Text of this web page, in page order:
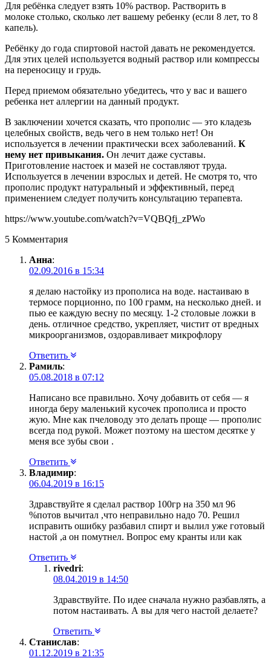
Для ребёнка следует взять 10% раствор. Растворить в
молоке столько, сколько лет вашему ребенку (если 8 лет, то 8
капель).
Ребёнку до года спиртовой настой давать не рекомендуется.
Для этих целей используется водный раствор или компрессы
на переносицу и грудь.
Перед приемом обязательно убедитесь, что у вас и вашего
ребенка нет аллергии на данный продукт.
В заключении хочется сказать, что прополис — это кладезь
целебных свойств, ведь чего в нем только нет! Он
используется в лечении практически всех заболеваний. К
нему нет привыкания. Он лечит даже суставы.
Приготовление настоек и мазей не составляют труда.
Используется в лечении взрослых и детей. Не смотря то, что
прополис продукт натуральный и эффективный, перед
применением следует получить консультацию терапевта.
https://www.youtube.com/watch?v=VQBQfj_zPWo
5 Комментария
Анна:
02.09.2016 в 15:34
я делаю настойку из прополиса на воде. настаиваю в
термосе порционно, по 100 грамм, на несколько дней. и
пью ее каждую весну по месяцу. 1-2 столовые ложки в
день. отличное средство, укрепляет, чистит от вредных
микроорганизмов, оздоравливает микрофлору
Ответить
Рамиль:
05.08.2018 в 07:12
Написано все правильно. Хочу добавить от себя — я
иногда беру маленький кусочек прополиса и просто
жую. Мне как пчеловоду это делать проще — прополис
всегда под рукой. Может поэтому на шестом десятке у
меня все зубы свои .
Ответить
Владимир:
06.04.2019 в 16:15
Здравствуйте я сделал раствор 100гр на 350 мл 96
%потов вычитал ,что неправильно надо 70. Решил
исправить ошибку разбавил спирт и вылил уже готовый
настой ,а он помутнел. Вопрос ему кранты или как
Ответить
rivedri:
08.04.2019 в 14:50
Здравствуйте. По идее сначала нужно разбавлять, а
потом настаивать. А вы для чего настой делаете?
Ответить
Станислав:
01.12.2019 в 21:35